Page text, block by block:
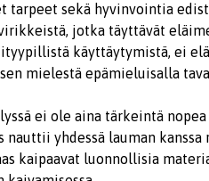
sekä hyvinvointia
jotka täyttävät
käyttäytymistä, ei
mielestä epämieluisalla
ei ole aina tärkeintä
nauttii yhdessä lauman
kaipaavat luonnollisia